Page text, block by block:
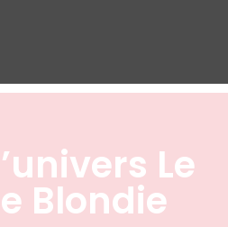
Le
Blondie